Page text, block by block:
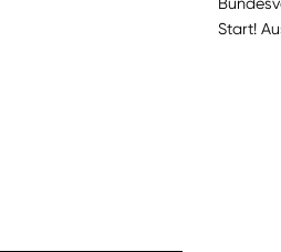
Start!